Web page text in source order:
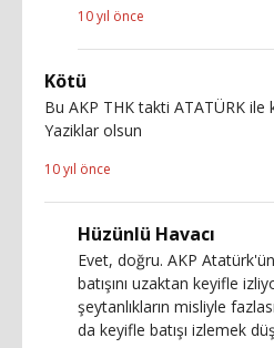
10 yıl önce
Kötü
Bu AKP THK takti ATATÜRK
Yaziklar olsun
10 yıl önce
Hüzünlü Havacı
Evet, doğru. AKP
batışını uzaktan keyifle
şeytanlıkların misliyle
da keyifle batışı izlemek